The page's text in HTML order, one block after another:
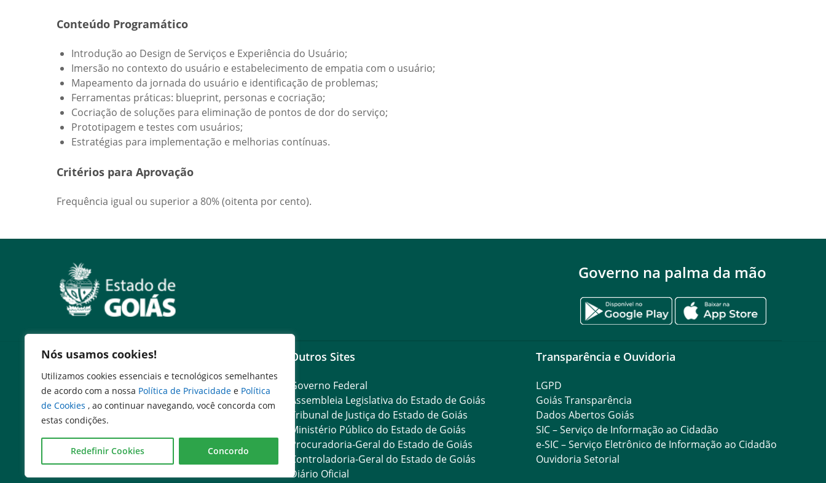
Nós usamos cookies!
Utilizamos cookies essenciais e tecnológicos semelhantes
de acordo com a nossa Política de Privacidade e Política
de Cookies , ao continuar navegando, você concorda com
estas condições.
Redefinir Cookies Concordo
Conteúdo Programático
Introdução ao Design de Serviços e Experiência do Usuário;
Imersão no contexto do usuário e estabelecimento de empatia com o usuário;
Mapeamento da jornada do usuário e identificação de problemas;
Ferramentas práticas: blueprint, personas e cocriação;
Cocriação de soluções para eliminação de pontos de dor do serviço;
Prototipagem e testes com usuários;
Estratégias para implementação e melhorias contínuas.
Critérios para Aprovação
Frequência igual ou superior a 80% (oitenta por cento).
Governo na palma da mão
Serviços
Expresso Goiás
Expresso Aplicações
Expresso Servidor
SEI Governadoria
Cadastro de Autoridades
Outros Sites
Governo Federal
Assembleia Legislativa do Estado de Goiás
Tribunal de Justiça do Estado de Goiás
Ministério Público do Estado de Goiás
Procuradoria-Geral do Estado de Goiás
Controladoria-Geral do Estado de Goiás
Diário Oficial
Transparência e Ouvidoria
LGPD
Goiás Transparência
Dados Abertos Goiás
SIC – Serviço de Informação ao Cidadão
e-SIC – Serviço Eletrônico de Informação ao Cidadão
Ouvidoria Setorial